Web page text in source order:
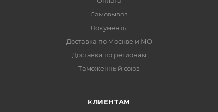
Самовывоз
Документы
Доставка по Москве и МО
Доставка по регионам
Таможенный союз
КЛИЕНТАМ